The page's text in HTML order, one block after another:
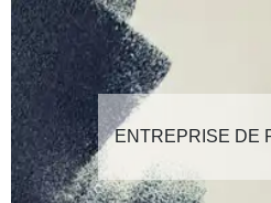
ENTREPRISE DE